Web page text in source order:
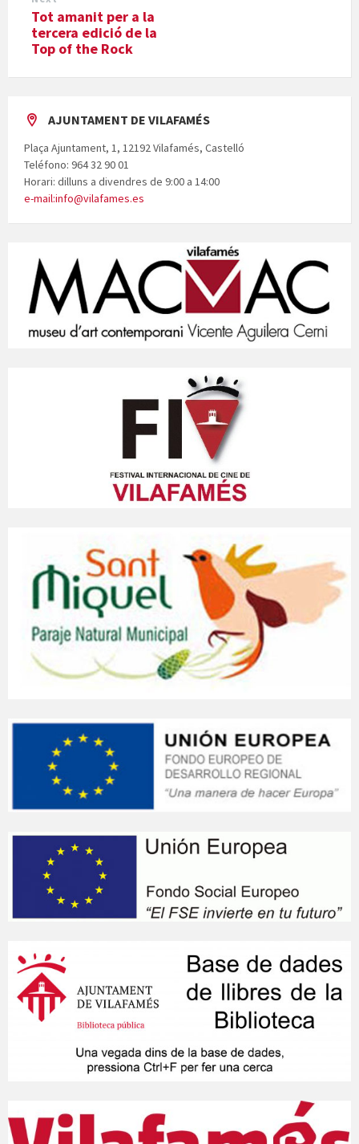
Tot amanit per a la
tercera edició de la
Top of the Rock
AJUNTAMENT DE VILAFAMÉS
Plaça Ajuntament, 1, 12192 Vilafamés, Castelló
Teléfono: 964 32 90 01
Horari: dilluns a divendres de 9:00 a 14:00
e-mail:info@vilafames.es